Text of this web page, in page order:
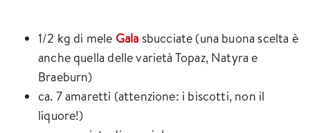
1/2 kg di mele Gala sbucciate (una buona scelta è
anche quella delle varietà Topaz, Natyra e
Braeburn)
ca. 7 amaretti (attenzione: i biscotti, non il
liquore!)